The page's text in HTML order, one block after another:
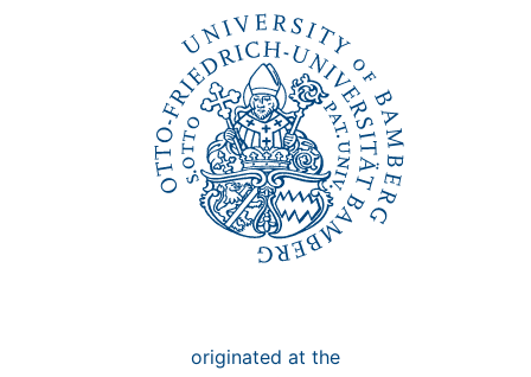
originated at the